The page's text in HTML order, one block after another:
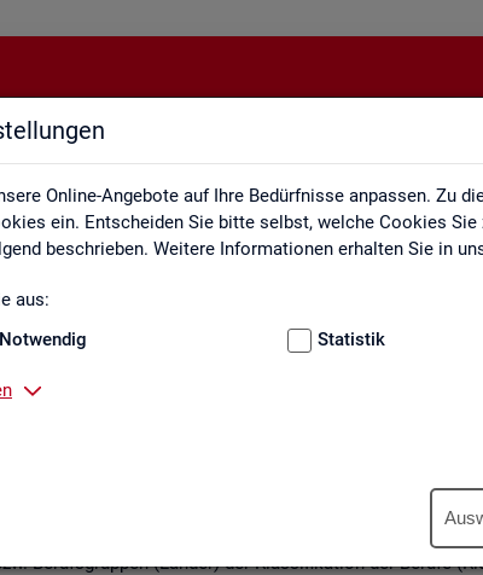
Online-Angebote auf Ihre Bedürfnisse anpassen. Zu
ein. Entscheiden Sie bitte selbst, welche Cookies
beschrieben. Weitere Informationen erhalten Sie in
aus:
Statistik
Engpassanalyse
Eng­pass­ana­ly­se
be­wer­tet ein­mal jähr­lich die Fach­kräf­te­si­tua­ti­on am
Be­rufs­grup­pen (Län­der) der Klas­si­fi­ka­ti­on der Be­ru­fe